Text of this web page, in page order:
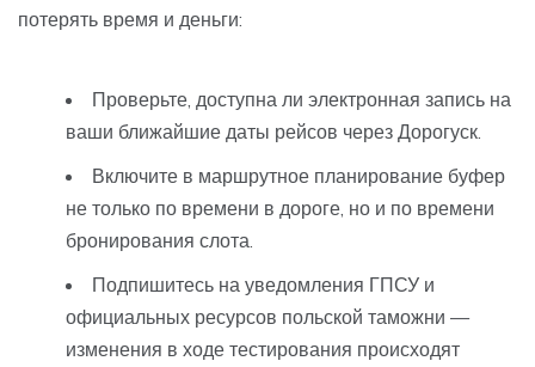
потерять время и деньги:
Проверьте, доступна ли электронная запись на
ваши ближайшие даты рейсов через Дорогуск.
Включите в маршрутное планирование буфер
не только по времени в дороге, но и по времени
бронирования слота.
Подпишитесь на уведомления ГПСУ и
официальных ресурсов польской таможни —
изменения в ходе тестирования происходят